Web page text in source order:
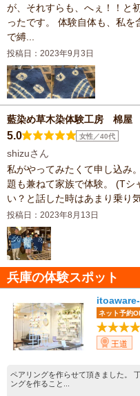
が、それすらも、へぇ！！と
ったです。 体験自体も、私
で縛...
投稿日：2023年9月3日
藍染め草木染体験工房 棉屋
5.0 女性／40代
shizuさん
私がやってみたくて申し込み
題も兼ねて家族で体験。 (Tシ
い？と話した時はあまり乗り
投稿日：2023年8月13日
兵庫の体験スポット
ネット予約
王道
ペアリングを作らせて頂きました。
ングを作ること...